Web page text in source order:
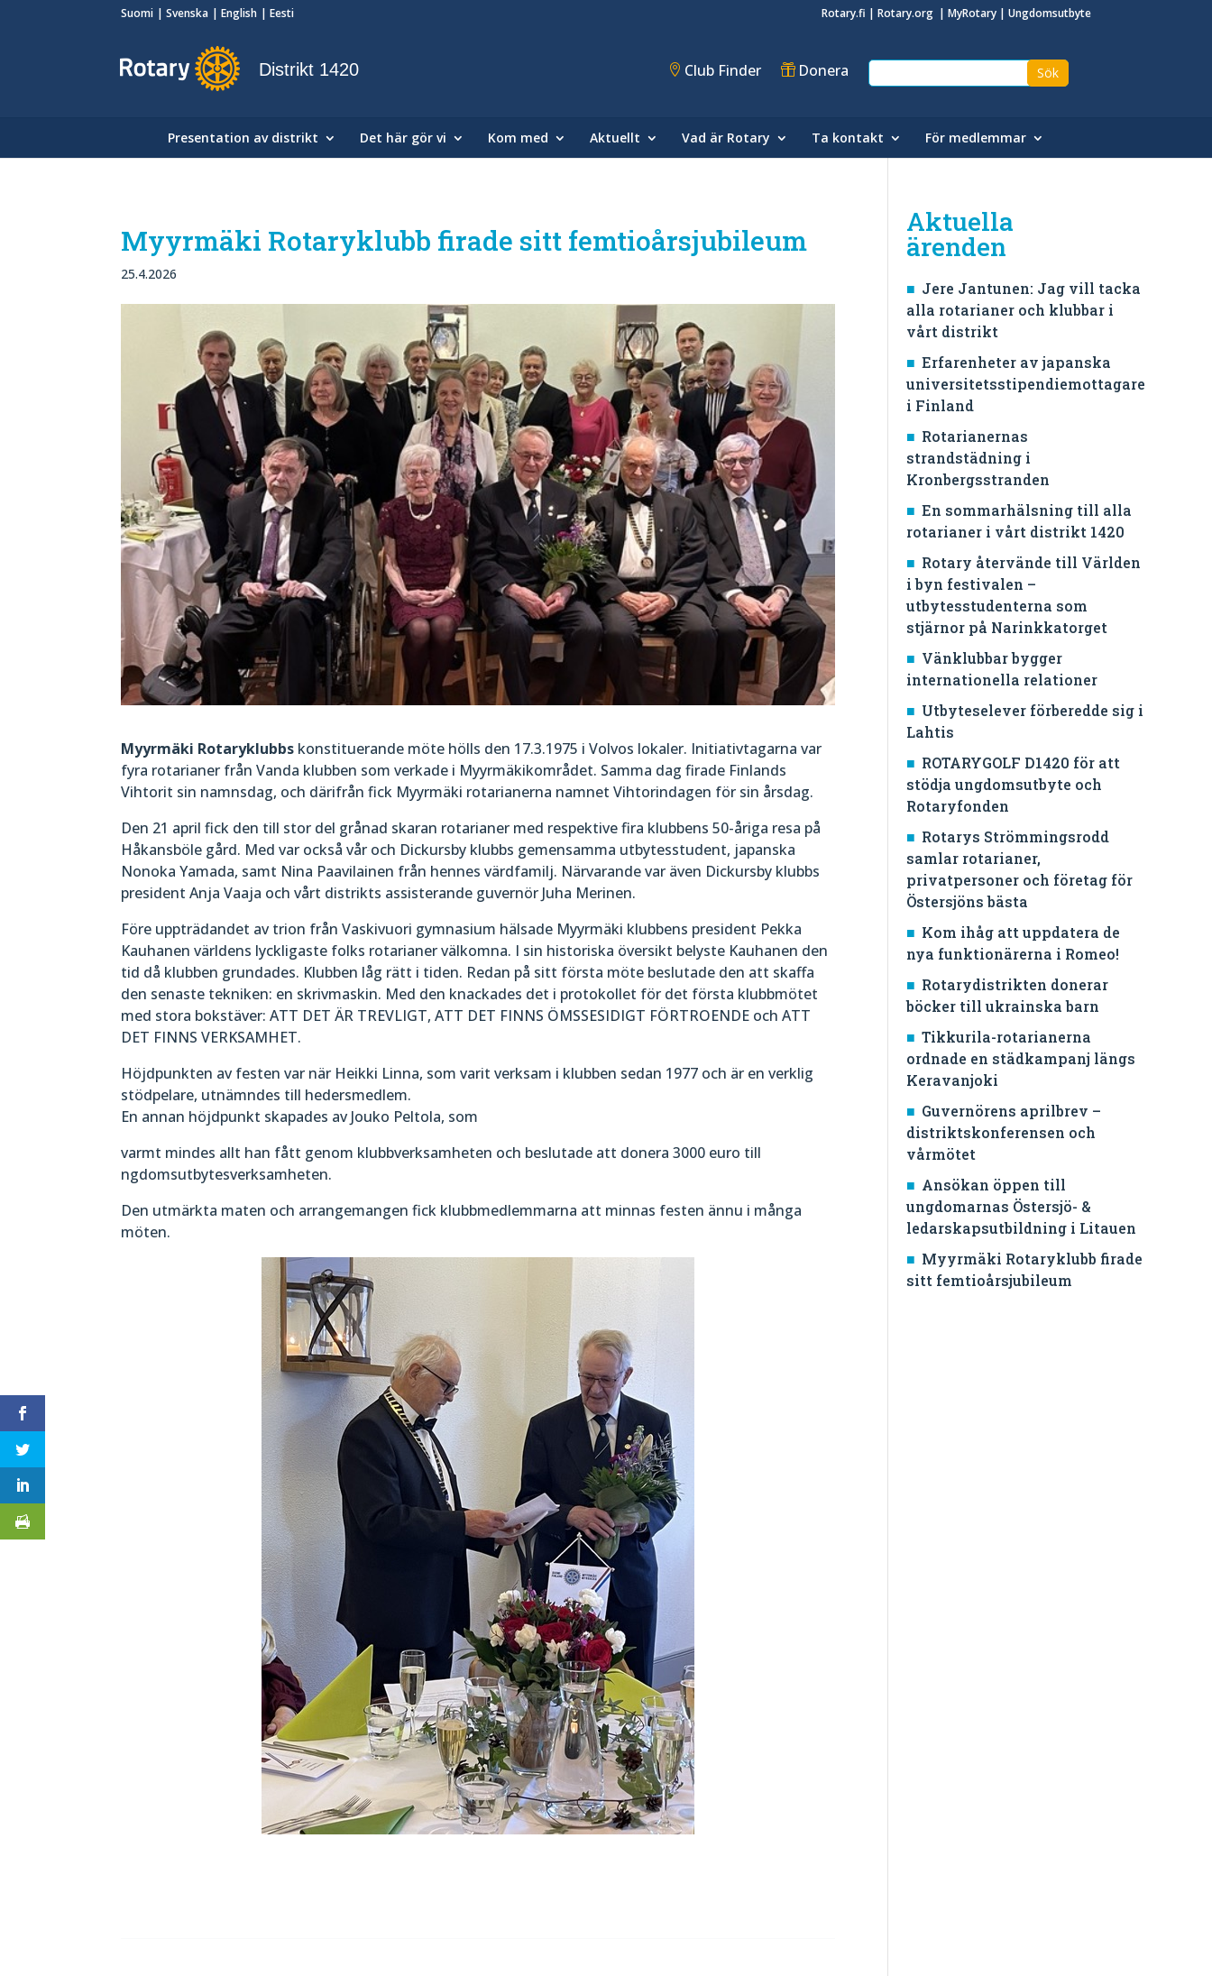
Suomi Svenska English Eesti Rotary.fi | Rotary.org | MyRotary| Ungdomsutbyte
Distrikt 1420 Club Finder Donera
Presentation av distrikt Det här gör vi Kom med Aktuellt Vad är Rotary Ta kontakt För medlemmar
Myyrmäki Rotaryklubb firade sitt femtioårsjubileum
25.4.2026
Myyrmäki Rotaryklubbs konstituerande möte hölls den 17.3.1975 i Volvos lokaler. Initiativtagarna var
fyra rotarianer från Vanda klubben som verkade i Myyrmäkikområdet. Samma dag firade Finlands
Vihtorit sin namnsdag, och därifrån fick Myyrmäki rotarianerna namnet Vihtorindagen för sin årsdag.
Den 21 april fick den till stor del grånad skaran rotarianer med respektive fira klubbens 50-åriga resa på
Håkansböle gård. Med var också vår och Dickursby klubbs gemensamma utbytesstudent, japanska
Nonoka Yamada, samt Nina Paavilainen från hennes värdfamilj. Närvarande var även Dickursby klubbs
president Anja Vaaja och vårt distrikts assisterande guvernör Juha Merinen.
Före uppträdandet av trion från Vaskivuori gymnasium hälsade Myyrmäki klubbens president Pekka
Kauhanen världens lyckligaste folks rotarianer välkomna. I sin historiska översikt belyste Kauhanen den
tid då klubben grundades. Klubben låg rätt i tiden. Redan på sitt första möte beslutade den att skaffa
den senaste tekniken: en skrivmaskin. Med den knackades det i protokollet för det första klubbmötet
med stora bokstäver: ATT DET ÄR TREVLIGT, ATT DET FINNS ÖMSSESIDIGT FÖRTROENDE och ATT
DET FINNS VERKSAMHET.
Höjdpunkten av festen var när Heikki Linna, som varit verksam i klubben sedan 1977 och är en verklig
stödpelare, utnämndes till hedersmedlem.
En annan höjdpunkt skapades av Jouko Peltola, som
varmt mindes allt han fått genom klubbverksamheten och beslutade att donera 3000 euro till
ngdomsutbytesverksamheten.
Den utmärkta maten och arrangemangen fick klubbmedlemmarna att minnas festen ännu i många
möten.
Aktuella
ärenden
Jere Jantunen: Jag vill tacka
alla rotarianer och klubbar i
vårt distrikt
Erfarenheter av japanska
universitetsstipendiemottagare
i Finland
Rotarianernas
strandstädning i
Kronbergsstranden
En sommarhälsning till alla
rotarianer i vårt distrikt 1420
Rotary återvände till Världen
i byn festivalen –
utbytesstudenterna som
stjärnor på Narinkkatorget
Vänklubbar bygger
internationella relationer
Utbyteselever förberedde sig i
Lahtis
ROTARYGOLF D1420 för att
stödja ungdomsutbyte och
Rotaryfonden
Rotarys Strömmingsrodd
samlar rotarianer,
privatpersoner och företag för
Östersjöns bästa
Kom ihåg att uppdatera de
nya funktionärerna i Romeo!
Rotarydistrikten donerar
böcker till ukrainska barn
Tikkurila-rotarianerna
ordnade en städkampanj längs
Keravanjoki
Guvernörens aprilbrev –
distriktskonferensen och
vårmötet
Ansökan öppen till
ungdomarnas Östersjö- &
ledarskapsutbildning i Litauen
Myyrmäki Rotaryklubb firade
sitt femtioårsjubileum